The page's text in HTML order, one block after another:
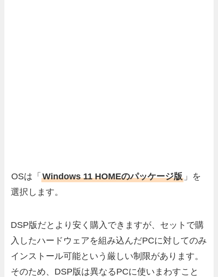
OSは「Windows 11 HOMEのパッケージ版 」を
選択します。
DSP版だとより安く購入できますが、セットで購
入したハードウェアを組み込んだPCに対してのみ
インストール可能という厳しい制限があります。
そのため、DSP版は異なるPCに使いまわすこと